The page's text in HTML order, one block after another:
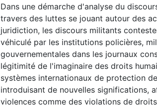
Dans une démarche d'analyse du
travers des luttes se jouant autour des
juridiction, les discours militants
véhiculé par les institutions policières,
gouvernementales dans les journaux
légitimité de l'imaginaire des droits
systèmes internationaux de protection
introduisant de nouvelles significations,
violences comme des violations de